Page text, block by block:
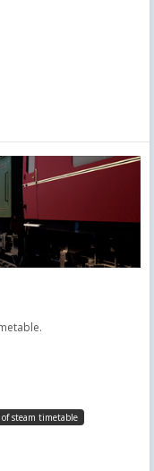
steam timetable